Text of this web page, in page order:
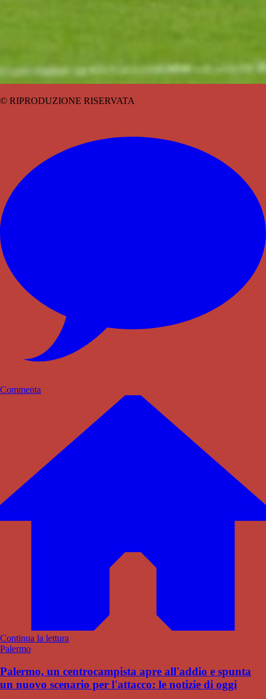
© RIPRODUZIONE RISERVATA
Commenta
Continua la lettura
Palermo
Palermo, un centrocampista apre all'addio e spunta
un nuovo scenario per l'attacco: le notizie di oggi